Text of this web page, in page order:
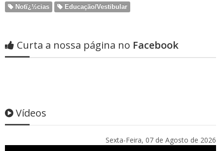
Notï¿½cias Educação/Vestibular
Curta a nossa página no Facebook
Vídeos
Sexta-Feira, 07 de Agosto de 2026